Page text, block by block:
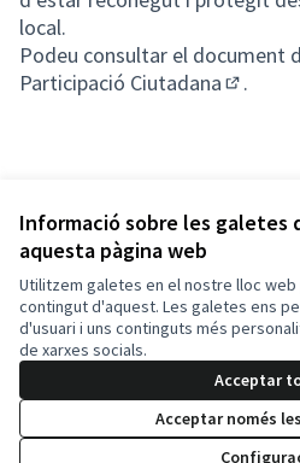
Informació sobre les galetes
aquesta pàgina web
Utilitzem galetes en el nostre lloc
contingut d'aquest. Les galetes ens
d'usuari i uns continguts més
de xarxes socials.
Acceptar
Acceptar només
local.
Podeu consultar el document
Participació Ciutadana
.
Termes i condicions d'ús
Configuració de les galetes
Ajuntament de la Llagosta a X
(Enllaç extern)
Ajuntament de la Llagosta a
(Enllaç extern)
Ajuntament de la Llagosta a
(Enllaç extern)
Ajuntament de la
(Enllaç extern)
Triar la llenguaElegir el idioma